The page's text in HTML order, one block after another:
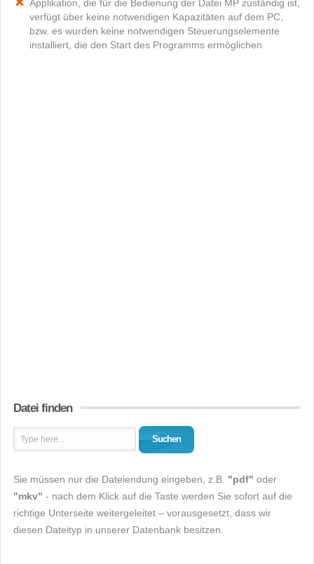
Applikation, die für die Bedienung der Datei MP zuständig ist,
verfügt über keine notwendigen Kapazitäten auf dem PC,
bzw. es wurden keine notwendigen Steuerungselemente
installiert, die den Start des Programms ermöglichen
Datei finden
Suchen
Sie müssen nur die Dateiendung eingeben, z.B. "pdf" oder
"mkv" - nach dem Klick auf die Taste werden Sie sofort auf die
richtige Unterseite weitergeleitet – vorausgesetzt, dass wir
diesen Dateityp in unserer Datenbank besitzen.